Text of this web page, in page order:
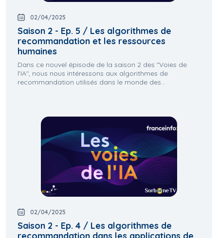
02/04/2025
Saison 2 - Ep. 5 / Les algorithmes de
recommandation et les ressources
humaines
Dans ce nouvel épisode de la saison 2 des "Voies de
l'IA", nous nous intéressons aux algorithmes de
recommandation utilisés dans le monde des...
02/04/2025
Saison 2 - Ep. 4 / Les algorithmes de